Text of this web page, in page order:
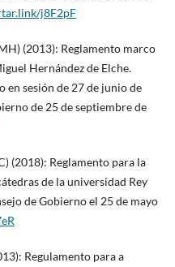
j8F2pF
(2013): Reglamento marco
Hernández de Elche.
en sesión de 27 de junio de
de 25 de septiembre de
(2018): Reglamento para la
de la universidad Rey
de Gobierno el 25 de mayo
Regulamento para a